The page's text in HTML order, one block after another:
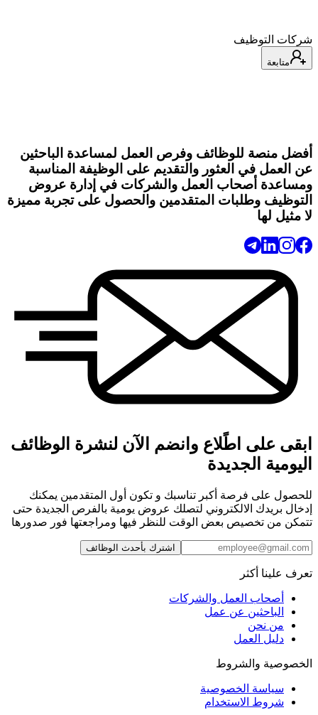
شركات التوظيف
متابعة
أفضل منصة للوظائف وفرص العمل لمساعدة الباحثين
عن العمل في العثور والتقديم على الوظيفة المناسبة
ومساعدة أصحاب العمل والشركات في إدارة عروض
التوظيف وطلبات المتقدمين والحصول على تجربة مميزة
لا مثيل لها
ابقى على اطًلاع وانضم الآن لنشرة الوظائف
اليومية الجديدة
للحصول على فرصة أكبر تناسبك و تكون أول المتقدمين يمكنك
إدخال بريدك الالكتروني لتصلك عروض يومية بالفرص الجديدة حتى
تتمكن من تخصيص بعض الوقت للنظر فيها ومراجعتها فور صدورها
اشترك بأحدث الوظائف
تعرف علينا أكثر
أصحاب العمل والشركات
الباحثين عن عمل
من نحن
دليل العمل
الخصوصية والشروط
سياسة الخصوصية
شروط الاستخدام